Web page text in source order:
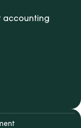
accounting